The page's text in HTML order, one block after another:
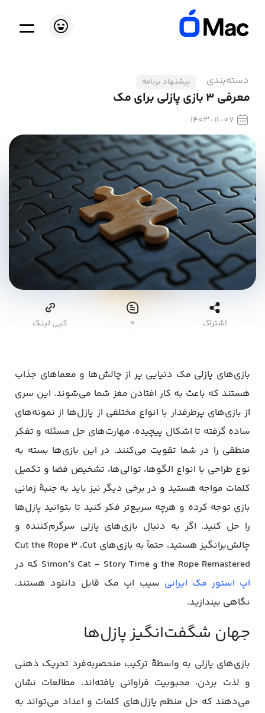
دسته‌بندی پیشنهاد برنامه
معرفی ۳ بازی‌ پازلی برای مک
1403-11-07
اشتراک ۰ کپی لینک
بازی‌های پازلی مک دنیایی پر از چالش‌ها و معماهای جذاب
هستند که باعث به کار افتادن مغز شما می‌شوند. این سری
از بازی‌های پرطرفدار با انواع مختلفی از پازل‌ها از نمونه‌های
ساده گرفته تا اشکال پیچیده، مهارت‌های حل مسئله و تفکر
منطقی را در شما تقویت می‌کنند. در این بازی‌ها بسته به
نوع طراحی با انواع الگوها، توالی‎‌ها، تشخیص فضا و تکمیل
کلمات مواجه هستید و در برخی دیگر نیز باید به جنبۀ زمانی
بازی توجه کرده و هرچه سریع‌تر فکر کنید تا بتوانید پازل‌ها
را حل کنید. اگر به دنبال بازی‌های پازلی سرگرم‌کننده و
چالش‌برانگیز هستید، حتماً به بازی‌های Cut the Rope 3 ،Cut
the Rope Remastered و Simon’s Cat - Story Time که در
اپ استور مک ایرانی سیب اپ مک قابل دانلود هستند،
نگاهی بیندازید.
جهان شگفت‌انگیز پازل‌ها
بازی‌های پازلی به واسطۀ ترکیب منحصربه‌فرد تحریک ذهنی
و لذت بردن، محبوبیت فراوانی یافته‌اند. مطالعات نشان
می‌دهند که حل منظم پازل‌های کلمات و اعداد می‌تواند به